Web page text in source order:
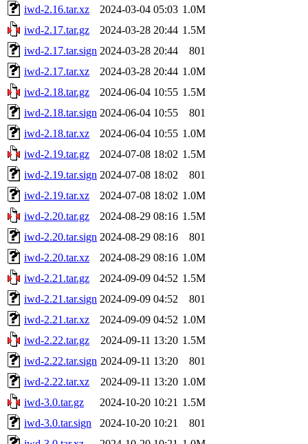
iwd-2.16.tar.xz
2024-03-04 05:03 1.0M
iwd-2.17.tar.gz
2024-03-28 20:44 1.5M
iwd-2.17.tar.sign 2024-03-28 20:44
801
iwd-2.17.tar.xz
2024-03-28 20:44 1.0M
iwd-2.18.tar.gz
2024-06-04 10:55 1.5M
iwd-2.18.tar.sign 2024-06-04 10:55
801
iwd-2.18.tar.xz
2024-06-04 10:55 1.0M
iwd-2.19.tar.gz
2024-07-08 18:02 1.5M
iwd-2.19.tar.sign 2024-07-08 18:02
801
iwd-2.19.tar.xz
2024-07-08 18:02 1.0M
iwd-2.20.tar.gz
2024-08-29 08:16 1.5M
iwd-2.20.tar.sign 2024-08-29 08:16
801
iwd-2.20.tar.xz
2024-08-29 08:16 1.0M
iwd-2.21.tar.gz
2024-09-09 04:52 1.5M
iwd-2.21.tar.sign 2024-09-09 04:52
801
iwd-2.21.tar.xz
2024-09-09 04:52 1.0M
iwd-2.22.tar.gz
2024-09-11 13:20 1.5M
iwd-2.22.tar.sign 2024-09-11 13:20
801
iwd-2.22.tar.xz
2024-09-11 13:20 1.0M
iwd-3.0.tar.gz
2024-10-20 10:21 1.5M
iwd-3.0.tar.sign
2024-10-20 10:21
801